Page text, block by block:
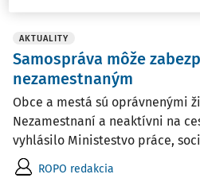
AKTUALITY
Samospráva môže
nezamestnaným
Obce a mestá sú oprávnenými
Nezamestnaní a neaktívni na
vyhlásilo Ministestvo práce,
ROPO redakcia